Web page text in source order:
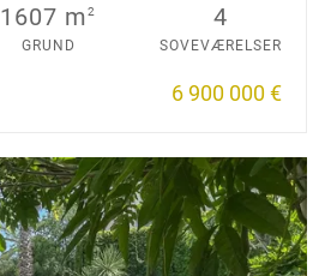
1607 m2
GRUND
4
SOVEVÆRELSER
6 900 000 €